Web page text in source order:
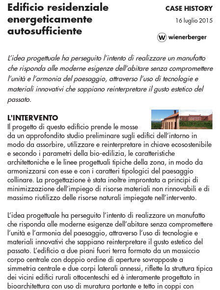
CASE HISTORY
16 luglio 2015
Edificio residenziale
energeticamente
autosufficiente
L’idea progettuale ha perseguito l’intento di realizzare un manufatto
che risponda alle moderne esigenze dell’abitare senza compromettere
l’unità e l’armonia del paesaggio, attraverso l’uso di tecnologie e
materiali innovativi che sappiano reinterpretare il gusto estetico del
passato.
L'INTERVENTO
Il progetto di questo edificio prende le mosse
da un approfondito studio preliminare sugli edifici dell’intorno in
modo da assorbire, utilizzare e reinterpretare in chiave ecosostenibile
e secondo i parametri della bio-edilizia, le caratteristiche
architettoniche e le linee progettuali tipiche della zona, in modo da
armonizzarsi con esse e con i caratteri tipologici del paesaggio
collinare. La progettazione è stata inoltre improntata a principi di
minimizzazione dell’impiego di risorse materiali non rinnovabili e di
massimo riutilizzo delle risorse naturali impiegate nell’intervento.
L’idea progettuale ha perseguito l’intento di realizzare un manufatto
che risponda alle moderne esigenze dell’abitare senza compromettere
l’unità e l’armonia del paesaggio, attraverso l’uso di tecnologie e
materiali innovativi che sappiano reinterpretare il gusto estetico del
passato. L’edificio a due piani fuori terra formato da un massiccio
corpo centrale con doppio ordine di aperture sovrapposte a
simmetria centrale e due corpi laterali annessi, riflette la struttura tipica
dei vicini edifici rurali ottocenteschi ed è interamente progettato in
bioarchitettura con uso di muratura portante e tetto in coppi con